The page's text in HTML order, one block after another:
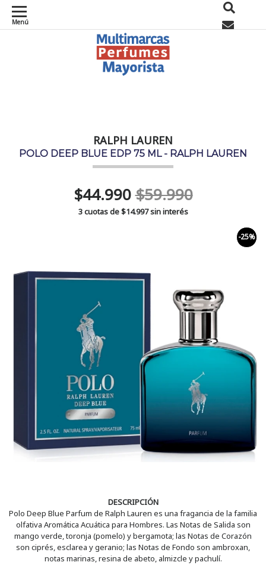
Menú
RALPH LAUREN
POLO DEEP BLUE EDP 75 ML - RALPH LAUREN
$44.990$59.990
3 cuotas de$14.997sin interés
-25%
DESCRIPCIÓN
Polo Deep Blue Parfum de Ralph Lauren es una fragancia de la familia
olfativa Aromática Acuática para Hombres. Las Notas de Salida son
mango verde, toronja (pomelo) y bergamota; las Notas de Corazón
son ciprés, esclarea y geranio; las Notas de Fondo son ambroxan,
notas marinas, resina de abeto, almizcle y pachulí.